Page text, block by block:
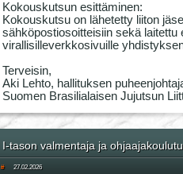
Kokouskutsun esittäminen:
Kokouskutsu on lähetetty liiton
sähköpostiosoitteisiin sekä laitettu
virallisilleverkkosivuille
Terveisin,
Aki Lehto, hallituksen
Suomen Brasilialaisen Jujutsun
I-tason valmentaja ja
# 27.02.2026